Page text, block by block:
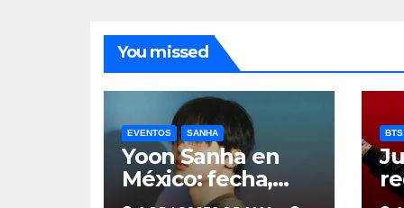
You missed
EVENTOS SANHA
Yoon Sanha en
México: fecha,
precios y boletos
BTS